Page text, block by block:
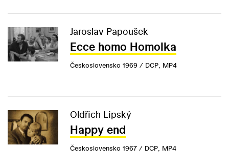
Jaroslav Papoušek
Ecce homo Homolka
Československo 1969 / DCP, MP4
Oldřich Lipský
Happy end
Československo 1967 / DCP, MP4